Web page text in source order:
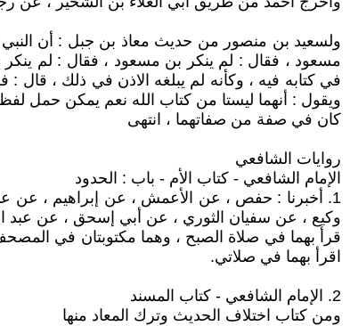
ولسعيد بن منصور من حديث معاذ بن جبل : أن النبي
مسعود ، فقال : لم ينكر بن مسعود ، فقال : لم ينكر
في كتابه فيه ، وكأنه لم يبلغه الاذن في ذلك ، قال :
ويقول : أنهما ليستا من كتاب الله نعم يمكن حمل
كان في صفة من صفاتهما ، انتهى
روايات الشافعي
الإمام الشافعي - كتاب الأم - باب : الحدود
1. أخبرنا : حفص ، عن الأعمش ، عن إبراهيم ، عن
وكيع ، عن سفيان الثوري ، عن أبي إسحق ، عن عبد
قرأ بهما في صلاة الصبح ، وهما مكتوبتان في
اقرأ بهما في صلاتي.
2. الإمام الشافعي - كتاب المسند
ومن كتاب اختلاف الحديث وترك المعاد منها